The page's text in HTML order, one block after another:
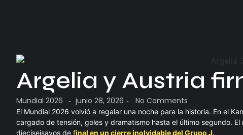
Argelia y Austria
Mundial 2026 - junio 28, 2026 - No Comments
El Mundial 2026 volvió a regalar una noche para la historia. En el
cargado de tensión, goles y dramatismo hasta el último segundo.
dieciseisavos de final en un cierre inolvidable del Grupo J.